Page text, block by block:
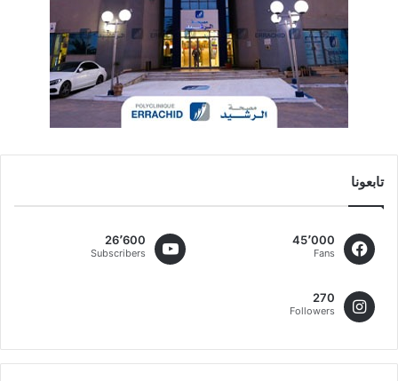
تابعونا
45٬000
Fans
26٬600
Subscribers
270
Followers